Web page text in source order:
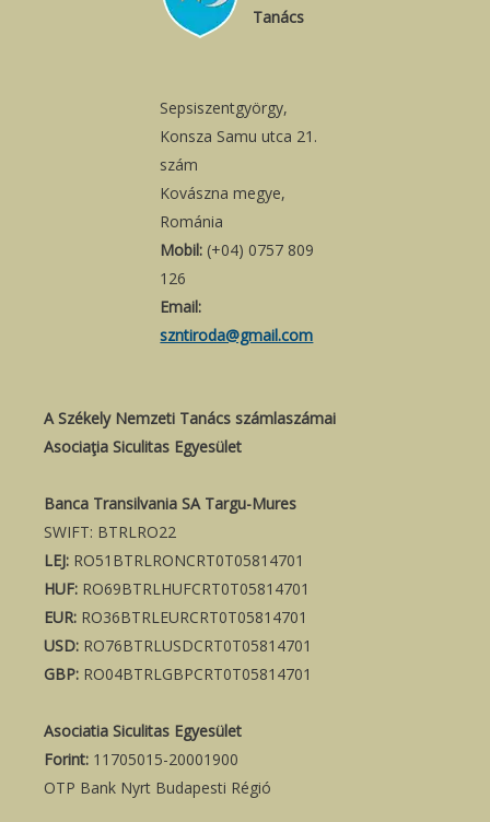
Tanács
Sepsiszentgyörgy,
Konsza Samu utca 21.
szám
Kovászna megye,
Románia
Mobil: (+04) 0757 809
126
Email:
szntiroda@gmail.com
A Székely Nemzeti Tanács számlaszámai
Asociaţia Siculitas Egyesület
Banca Transilvania SA Targu-Mures
SWIFT: BTRLRO22
LEJ: RO51BTRLRONCRT0T05814701
HUF: RO69BTRLHUFCRT0T05814701
EUR: RO36BTRLEURCRT0T05814701
USD: RO76BTRLUSDCRT0T05814701
GBP: RO04BTRLGBPCRT0T05814701
Asociatia Siculitas Egyesület
Forint: 11705015-20001900
OTP Bank Nyrt Budapesti Régió